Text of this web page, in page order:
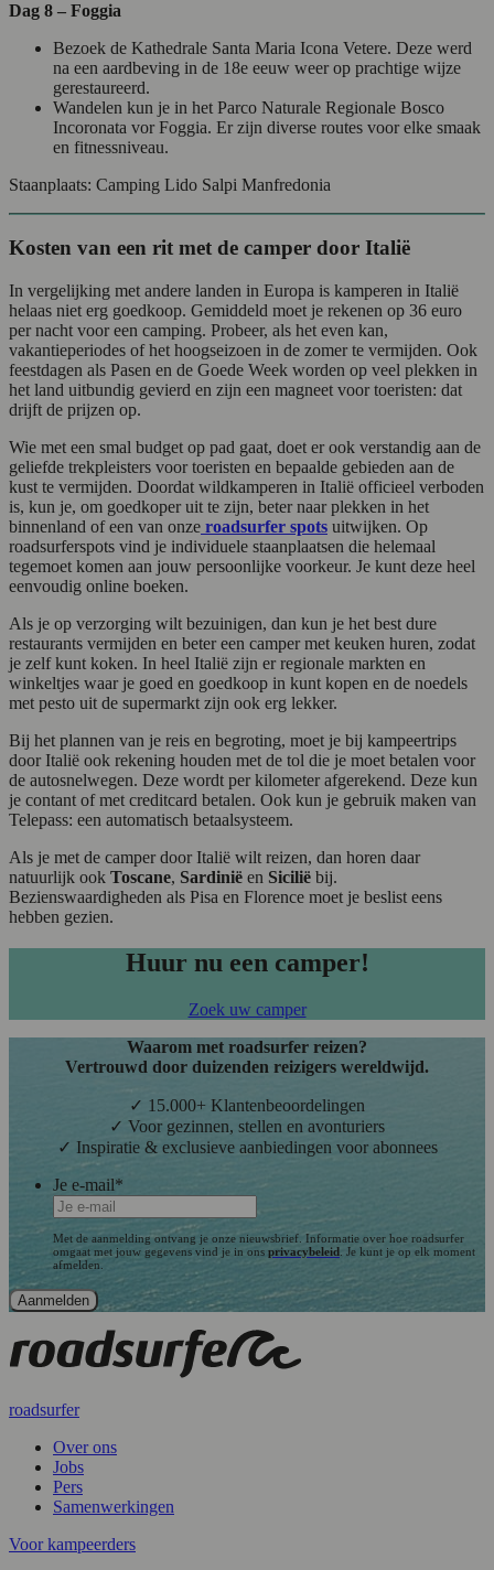
Dag 8 – Foggia
Bezoek de Kathedrale Santa Maria Icona Vetere. Deze werd
na een aardbeving in de 18e eeuw weer op prachtige wijze
gerestaureerd.
Wandelen kun je in het Parco Naturale Regionale Bosco
Incoronata vor Foggia. Er zijn diverse routes voor elke smaak
en fitnessniveau.
Staanplaats: Camping Lido Salpi Manfredonia
Kosten van een rit met de camper door Italië
In vergelijking met andere landen in Europa is kamperen in Italië
helaas niet erg goedkoop. Gemiddeld moet je rekenen op 36 euro
per nacht voor een camping. Probeer, als het even kan,
vakantieperiodes of het hoogseizoen in de zomer te vermijden. Ook
feestdagen als Pasen en de Goede Week worden op veel plekken in
het land uitbundig gevierd en zijn een magneet voor toeristen: dat
drijft de prijzen op.
Wie met een smal budget op pad gaat, doet er ook verstandig aan de
geliefde trekpleisters voor toeristen en bepaalde gebieden aan de
kust te vermijden. Doordat wildkamperen in Italië officieel verboden
is, kun je, om goedkoper uit te zijn, beter naar plekken in het
binnenland of een van onze roadsurfer spots uitwijken. Op
roadsurferspots vind je individuele staanplaatsen die helemaal
tegemoet komen aan jouw persoonlijke voorkeur. Je kunt deze heel
eenvoudig online boeken.
Als je op verzorging wilt bezuinigen, dan kun je het best dure
restaurants vermijden en beter een camper met keuken huren, zodat
je zelf kunt koken. In heel Italië zijn er regionale markten en
winkeltjes waar je goed en goedkoop in kunt kopen en de noedels
met pesto uit de supermarkt zijn ook erg lekker.
Bij het plannen van je reis en begroting, moet je bij kampeertrips
door Italië ook rekening houden met de tol die je moet betalen voor
de autosnelwegen. Deze wordt per kilometer afgerekend. Deze kun
je contant of met creditcard betalen. Ook kun je gebruik maken van
Telepass: een automatisch betaalsysteem.
Als je met de camper door Italië wilt reizen, dan horen daar
natuurlijk ook Toscane, Sardinië en Sicilië bij.
Bezienswaardigheden als Pisa en Florence moet je beslist eens
hebben gezien.
Huur nu een camper!
Zoek uw camper
Waarom met roadsurfer reizen?
Vertrouwd door duizenden reizigers wereldwijd.
✓ 15.000+ Klantenbeoordelingen
✓ Voor gezinnen, stellen en avonturiers
✓ Inspiratie & exclusieve aanbiedingen voor abonnees
Je e-mail*
Met de aanmelding ontvang je onze nieuwsbrief. Informatie over hoe roadsurfer
omgaat met jouw gegevens vind je in ons privacybeleid . Je kunt je op elk moment
afmelden.
roadsurfer
Over ons
Jobs
Pers
Samenwerkingen
Voor kampeerders